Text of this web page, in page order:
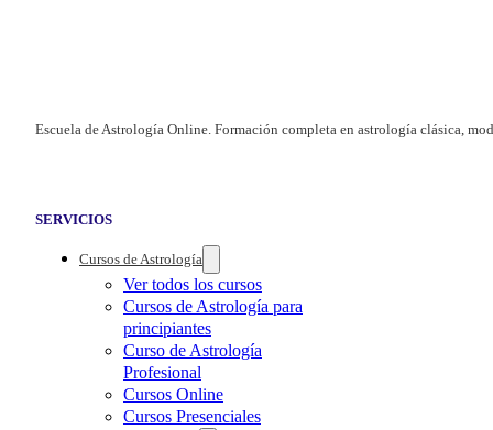
Escuela de Astrología Online. Formación completa en astrología clásica,
SERVICIOS
Cursos de Astrología
Ver todos los cursos
Cursos de Astrología para
principiantes
Curso de Astrología
Profesional
Cursos Online
Cursos Presenciales